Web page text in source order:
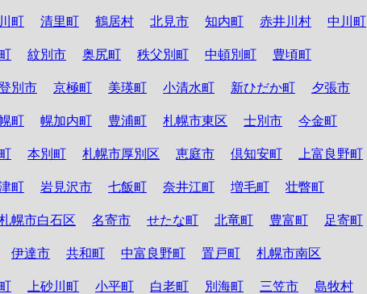
町 清里町 鶴居村 北見市 知内町 赤井川村 中川町
紋別市 奥尻町 秩父別町 中頓別町 豊頃町
別市 京極町 美瑛町 小清水町 新ひだか町 夕張市
町 幌加内町 豊浦町 札幌市東区 士別市 今金町
本別町 札幌市厚別区 恵庭市 倶知安町 上富良野町
町 岩見沢市 七飯町 奈井江町 増毛町 壮瞥町
幌市白石区 名寄市 せたな町 北竜町 豊富町 足寄町
伊達市 共和町 中富良野町 置戸町 札幌市南区
上砂川町 小平町 白老町 別海町 三笠市 島牧村